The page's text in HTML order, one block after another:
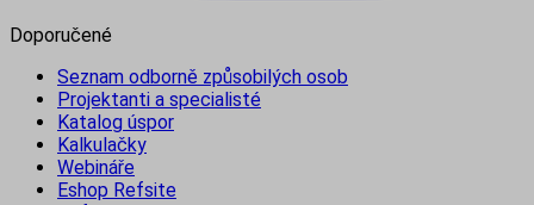
Doporučené
Seznam odborně způsobilých osob
Projektanti a specialisté
Katalog úspor
Kalkulačky
Webináře
Eshop Refsite